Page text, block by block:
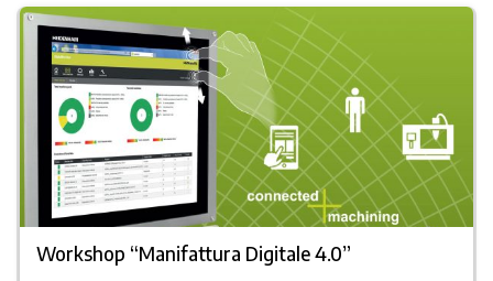
Workshop “Manifattura Digitale 4.0”